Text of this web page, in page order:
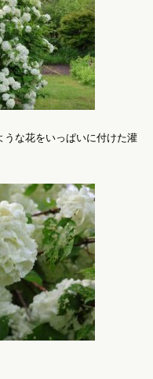
うな花をいっぱいに付けた灌